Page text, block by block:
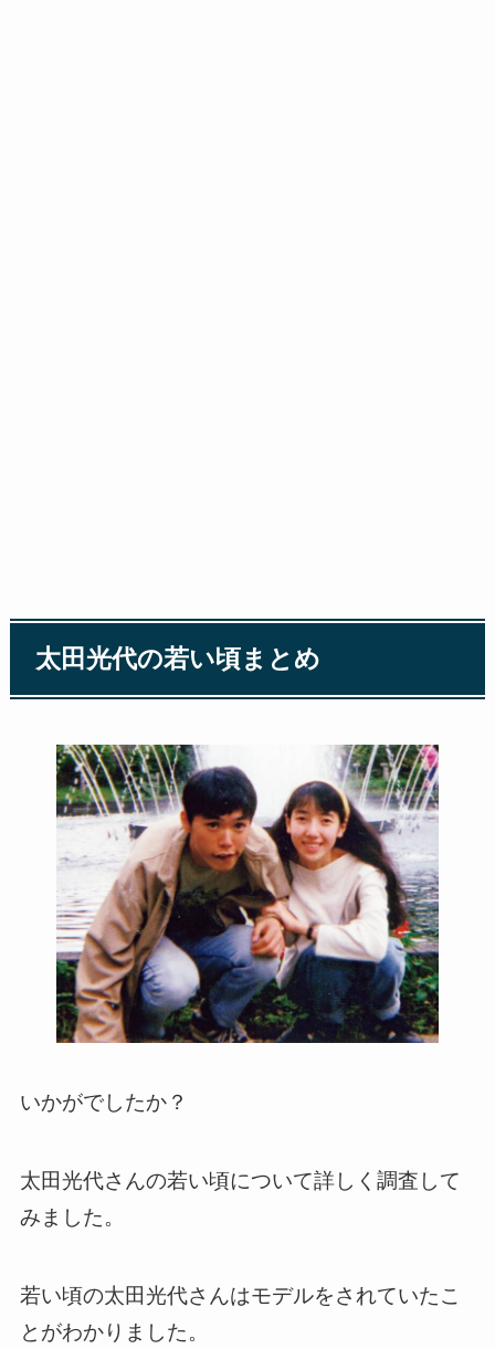
太田光代の若い頃まとめ
いかがでしたか？
太田光代さんの若い頃について詳しく調査して
みました。
若い頃の太田光代さんはモデルをされていたこ
とがわかりました。